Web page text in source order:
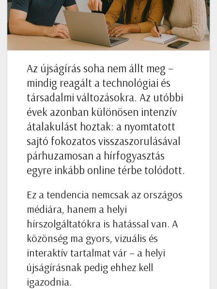
Az újságírás soha nem állt meg –
mindig reagált a technológiai és
társadalmi változásokra. Az utóbbi
évek azonban különösen intenzív
átalakulást hoztak: a nyomtatott
sajtó fokozatos visszaszorulásával
párhuzamosan a hírfogyasztás
egyre inkább online térbe tolódott.
Ez a tendencia nemcsak az országos
médiára, hanem a helyi
hírszolgáltatókra is hatással van. A
közönség ma gyors, vizuális és
interaktív tartalmat vár – a helyi
újságírásnak pedig ehhez kell
igazodnia.